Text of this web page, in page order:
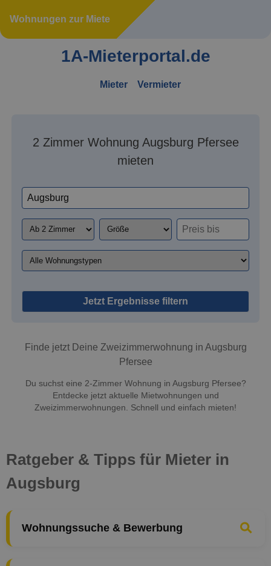
Wohnungen zur Miete
1A-Mieterportal.de
Mieter Vermieter
2 Zimmer Wohnung Augsburg Pfersee
mieten
Jetzt Ergebnisse filtern
Finde jetzt Deine Zweizimmerwohnung in Augsburg
Pfersee
Du suchst eine 2-Zimmer Wohnung in Augsburg Pfersee?
Entdecke jetzt aktuelle Mietwohnungen und
Zweizimmerwohnungen. Schnell und einfach mieten!
Ratgeber & Tipps für Mieter in
Augsburg
Wohnungssuche & Bewerbung